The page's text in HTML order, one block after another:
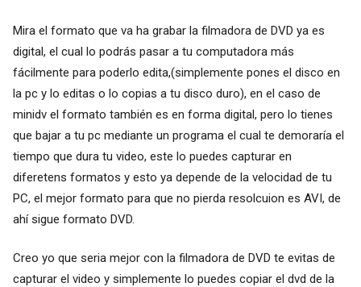
Mira el formato que va ha grabar la filmadora de DVD ya es
digital, el cual lo podrás pasar a tu computadora más
fácilmente para poderlo edita,(simplemente pones el disco en
la pc y lo editas o lo copias a tu disco duro), en el caso de
minidv el formato también es en forma digital, pero lo tienes
que bajar a tu pc mediante un programa el cual te demoraría el
tiempo que dura tu video, este lo puedes capturar en
diferetens formatos y esto ya depende de la velocidad de tu
PC, el mejor formato para que no pierda resolcuion es AVI, de
ahí sigue formato DVD.
Creo yo que seria mejor con la filmadora de DVD te evitas de
capturar el video y simplemente lo puedes copiar el dvd de la